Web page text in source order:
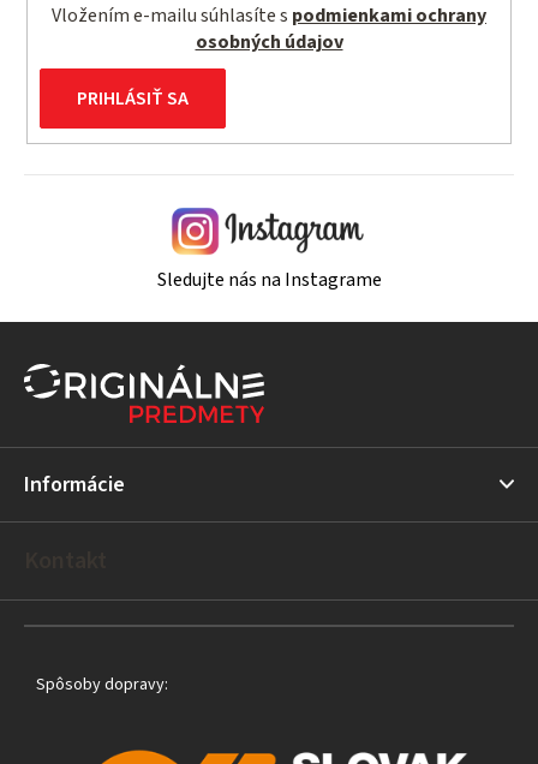
Vložením e-mailu súhlasíte s podmienkami ochrany
osobných údajov
PRIHLÁSIŤ SA
Sledujte nás na Instagrame
ä
i
Informácie
Spôsoby dopravy: